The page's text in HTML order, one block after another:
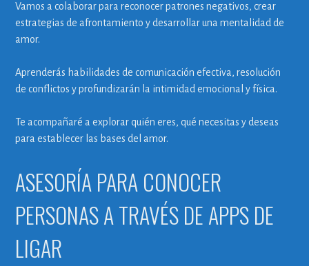
Vamos a colaborar para reconocer patrones negativos, crear
estrategias de afrontamiento y desarrollar una mentalidad de
amor.
Aprenderás habilidades de comunicación efectiva, resolución
de conflictos y profundizarán la intimidad emocional y física.
Te acompañaré a explorar quién eres, qué necesitas y deseas
para establecer las bases del amor.
ASESORÍA PARA CONOCER
PERSONAS A TRAVÉS DE APPS DE
LIGAR